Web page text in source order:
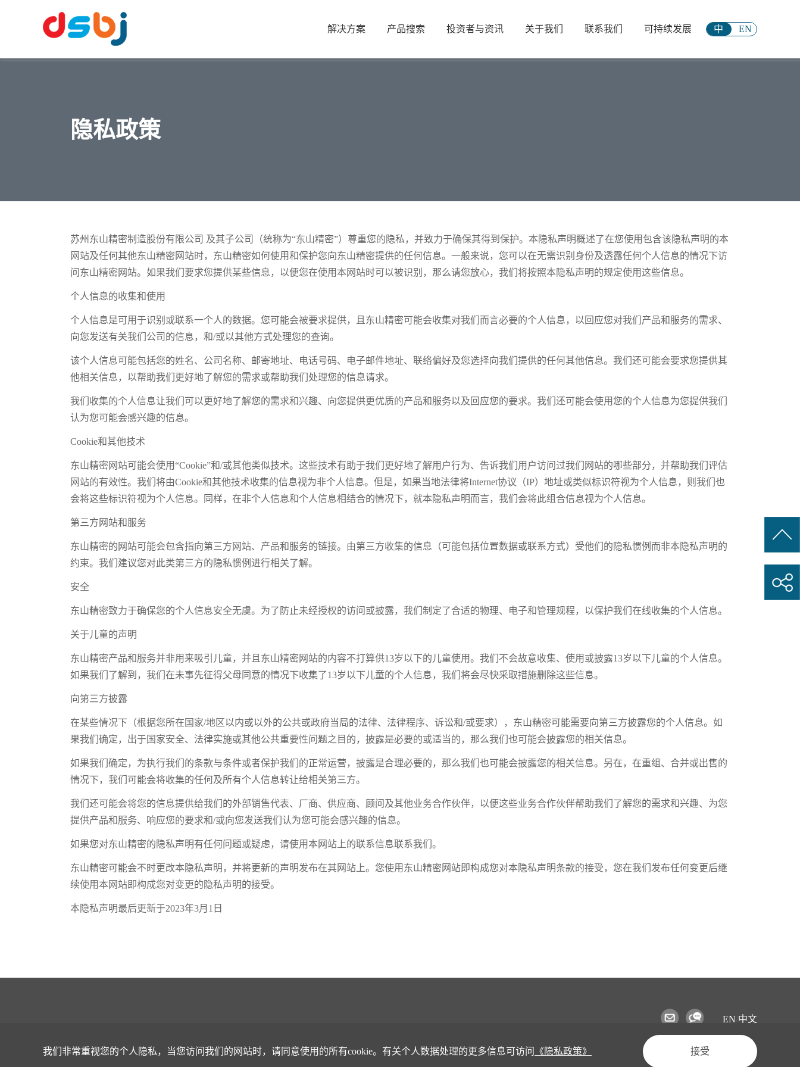
我们非常重视您的个人隐私，当您访问我们的网站时，请同意使用的所有cookie。有关个人数据处理的更多信息可访问 《隐私政策》 接受
中 EN
解决方案 产品搜索 投资者与资讯 关于我们 联系我们 可持续发展
隐私政策
苏州东山精密制造股份有限公司 及其子公司（统称为“东山精密”）尊重您的隐私，并致力于确保其得到保护。本隐私声明概述了在您使用包含该隐私声明的本
网站及任何其他东山精密网站时，东山精密如何使用和保护您向东山精密提供的任何信息。一般来说，您可以在无需识别身份及透露任何个人信息的情况下访
问东山精密网站。如果我们要求您提供某些信息，以便您在使用本网站时可以被识别，那么请您放心，我们将按照本隐私声明的规定使用这些信息。
个人信息的收集和使用
个人信息是可用于识别或联系一个人的数据。您可能会被要求提供，且东山精密可能会收集对我们而言必要的个人信息，以回应您对我们产品和服务的需求、
向您发送有关我们公司的信息，和/或以其他方式处理您的查询。
该个人信息可能包括您的姓名、公司名称、邮寄地址、电话号码、电子邮件地址、联络偏好及您选择向我们提供的任何其他信息。我们还可能会要求您提供其
他相关信息，以帮助我们更好地了解您的需求或帮助我们处理您的信息请求。
我们收集的个人信息让我们可以更好地了解您的需求和兴趣、向您提供更优质的产品和服务以及回应您的要求。我们还可能会使用您的个人信息为您提供我们
认为您可能会感兴趣的信息。
Cookie和其他技术
东山精密网站可能会使用“Cookie”和/或其他类似技术。这些技术有助于我们更好地了解用户行为、告诉我们用户访问过我们网站的哪些部分，并帮助我们评估
网站的有效性。我们将由Cookie和其他技术收集的信息视为非个人信息。但是，如果当地法律将Internet协议（IP）地址或类似标识符视为个人信息，则我们也
会将这些标识符视为个人信息。同样，在非个人信息和个人信息相结合的情况下，就本隐私声明而言，我们会将此组合信息视为个人信息。
第三方网站和服务
东山精密的网站可能会包含指向第三方网站、产品和服务的链接。由第三方收集的信息（可能包括位置数据或联系方式）受他们的隐私惯例而非本隐私声明的
约束。我们建议您对此类第三方的隐私惯例进行相关了解。
安全
东山精密致力于确保您的个人信息安全无虞。为了防止未经授权的访问或披露，我们制定了合适的物理、电子和管理规程，以保护我们在线收集的个人信息。
关于儿童的声明
东山精密产品和服务并非用来吸引儿童，并且东山精密网站的内容不打算供13岁以下的儿童使用。我们不会故意收集、使用或披露13岁以下儿童的个人信息。
如果我们了解到，我们在未事先征得父母同意的情况下收集了13岁以下儿童的个人信息，我们将会尽快采取措施删除这些信息。
向第三方披露
在某些情况下（根据您所在国家/地区以内或以外的公共或政府当局的法律、法律程序、诉讼和/或要求），东山精密可能需要向第三方披露您的个人信息。如
果我们确定，出于国家安全、法律实施或其他公共重要性问题之目的，披露是必要的或适当的，那么我们也可能会披露您的相关信息。
如果我们确定，为执行我们的条款与条件或者保护我们的正常运营，披露是合理必要的，那么我们也可能会披露您的相关信息。另在，在重组、合并或出售的
情况下，我们可能会将收集的任何及所有个人信息转让给相关第三方。
我们还可能会将您的信息提供给我们的外部销售代表、厂商、供应商、顾问及其他业务合作伙伴，以便这些业务合作伙伴帮助我们了解您的需求和兴趣、为您
提供产品和服务、响应您的要求和/或向您发送我们认为您可能会感兴趣的信息。
如果您对东山精密的隐私声明有任何问题或疑虑，请使用本网站上的联系信息联系我们。
东山精密可能会不时更改本隐私声明，并将更新的声明发布在其网站上。您使用东山精密网站即构成您对本隐私声明条款的接受，您在我们发布任何变更后继
续使用本网站即构成您对变更的隐私声明的接受。
本隐私声明最后更新于2023年3月1日
EN 中文